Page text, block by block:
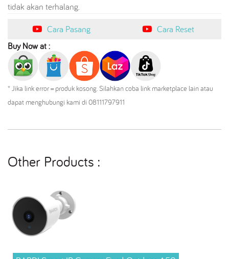
tidak akan terhalang.
Cara Pasang
Cara Reset
Buy Now at :
* Jika link error = produk kosong. Silahkan coba link marketplace lain atau
dapat menghubungi kami di 08111797911
Other Products :